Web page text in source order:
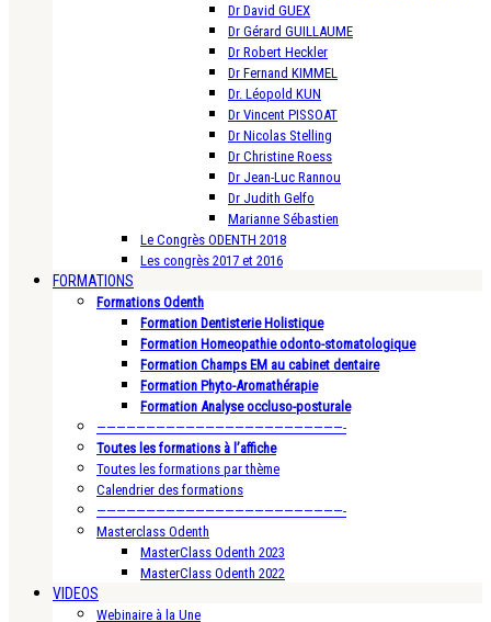
Dr David GUEX
Dr Gérard GUILLAUME
Dr Robert Heckler
Dr Fernand KIMMEL
Dr. Léopold KUN
Dr Vincent PISSOAT
Dr Nicolas Stelling
Dr Christine Roess
Dr Jean-Luc Rannou
Dr Judith Gelfo
Marianne Sébastien
Le Congrès ODENTH 2018
Les congrès 2017 et 2016
FORMATIONS
Formations Odenth
Formation Dentisterie Holistique
Formation Homeopathie odonto-stomatologique
Formation Champs EM au cabinet dentaire
Formation Phyto-Aromathérapie
Formation Analyse occluso-posturale
—————————————————————————-
Toutes les formations à l’affiche
Toutes les formations par thème
Calendrier des formations
—————————————————————————-
Masterclass Odenth
MasterClass Odenth 2023
MasterClass Odenth 2022
VIDEOS
Webinaire à la Une